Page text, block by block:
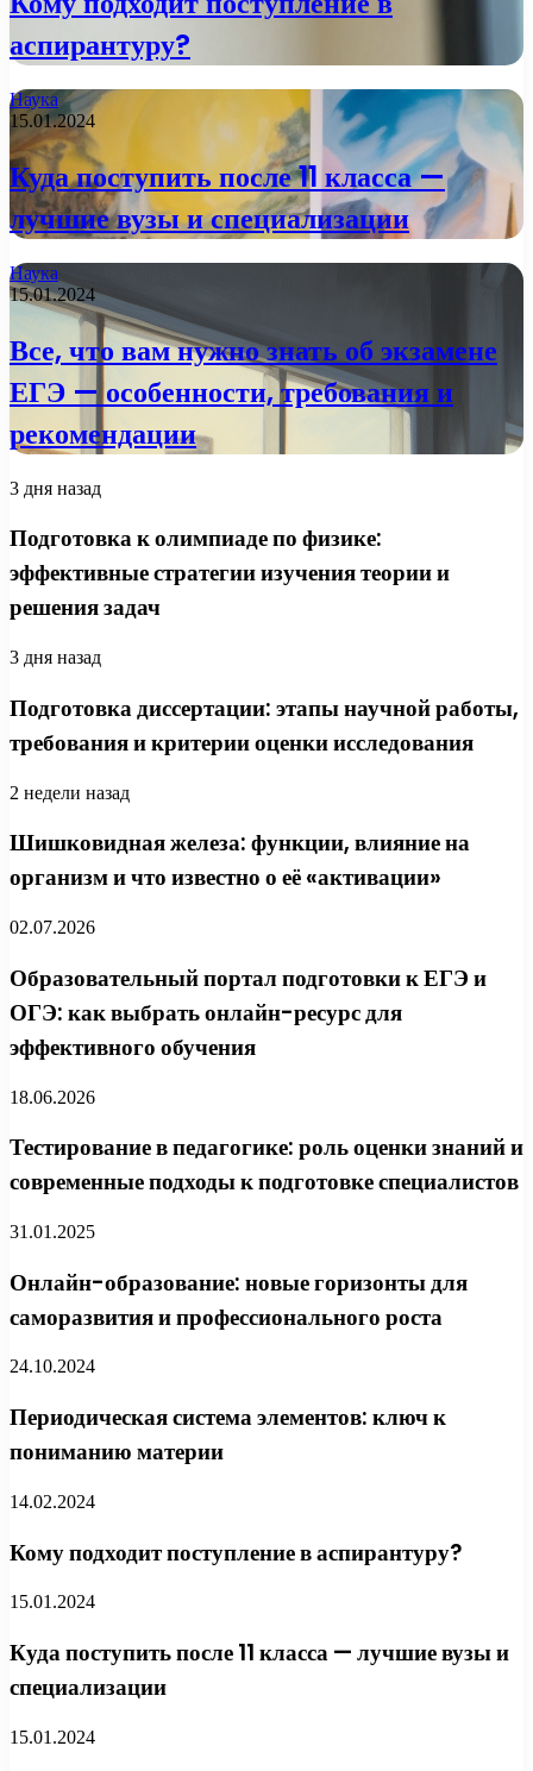
аспирантуру?
Наука
15.01.2024
Куда поступить после 11 класса —
лучшие вузы и специализации
Наука
15.01.2024
Все, что вам нужно знать об экзамене
ЕГЭ — особенности, требования и
рекомендации
3 дня назад
Подготовка к олимпиаде по физике:
эффективные стратегии изучения теории и
решения задач
3 дня назад
Подготовка диссертации: этапы научной работы,
требования и критерии оценки исследования
2 недели назад
Шишковидная железа: функции, влияние на
организм и что известно о её «активации»
02.07.2026
Образовательный портал подготовки к ЕГЭ и
ОГЭ: как выбрать онлайн-ресурс для
эффективного обучения
18.06.2026
Тестирование в педагогике: роль оценки знаний и
современные подходы к подготовке специалистов
31.01.2025
Онлайн-образование: новые горизонты для
саморазвития и профессионального роста
24.10.2024
Периодическая система элементов: ключ к
пониманию материи
14.02.2024
Кому подходит поступление в аспирантуру?
15.01.2024
Куда поступить после 11 класса — лучшие вузы и
специализации
15.01.2024